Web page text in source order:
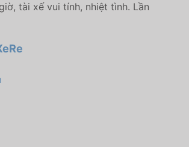
tài xế vui tính, nhiệt tình. Lần